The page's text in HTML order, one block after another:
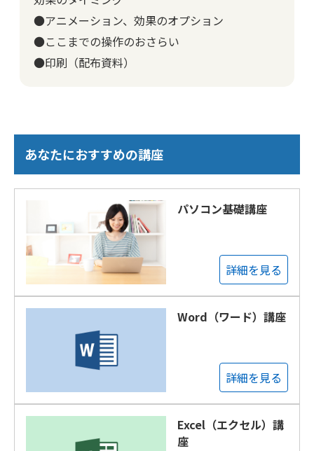
●アニメーション、効果のオプション
●ここまでの操作のおさらい
●印刷（配布資料）
あなたにおすすめの講座
パソコン基礎講座
詳細を見る
Word（ワード）講座
詳細を見る
Excel（エクセル）講
座